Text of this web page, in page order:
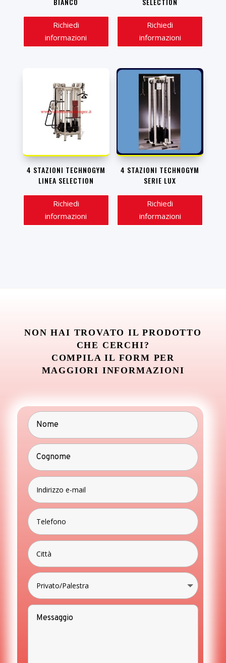
Richiedi
informazioni
Richiedi
informazioni
4 STAZIONI TECHNOGYM
LINEA SELECTION
Richiedi
informazioni
4 STAZIONI TECHNOGYM
SERIE LUX
Richiedi
informazioni
NON HAI TROVATO IL PRODOTTO
CHE CERCHI?
COMPILA IL FORM PER
MAGGIORI INFORMAZIONI